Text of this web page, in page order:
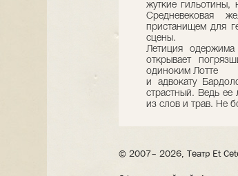
жуткие гильотины,
Средневековая
пристанищем для
сцены.
Летиция
открывает
одиноким Лотте
и адвокату
страстный. Ведь ее
из слов и трав. Не
© 2007– 2026, Театр Et